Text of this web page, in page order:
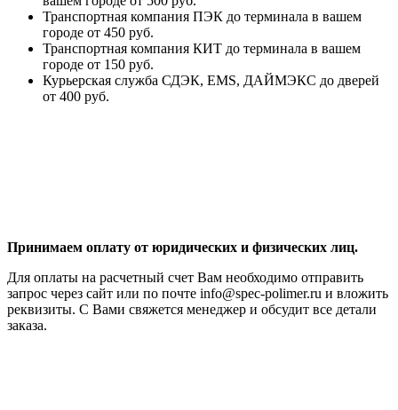
Транспортная компания ПЭК до терминала в вашем
городе от 450 руб.
Транспортная компания КИТ до терминала в вашем
городе от 150 руб.
Курьерская служба СДЭК, EMS, ДАЙМЭКС до дверей
от 400 руб.
Принимаем оплату от юридических и физических лиц.
Для оплаты на расчетный счет Вам необходимо отправить
запрос через сайт или по почте info@spec-polimer.ru и вложить
реквизиты. С Вами свяжется менеджер и обсудит все детали
заказа.